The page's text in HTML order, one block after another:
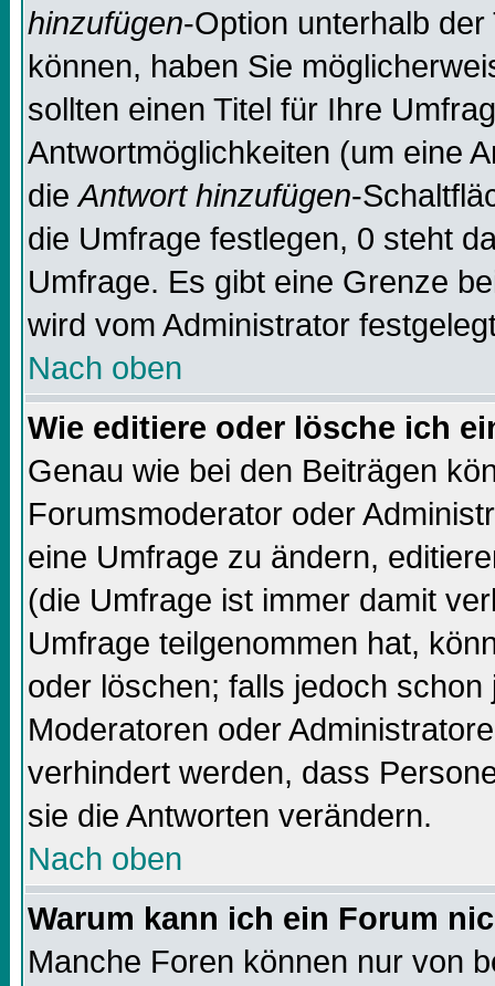
hinzufügen-Option unterhalb
können, haben Sie
sollten einen Titel für Ihre
Antwortmöglichkeiten (um eine
dieAntwort hinzufügen-
die Umfrage festlegen, 0 steht
Umfrage. Es gibt eine Grenze
wird vom Administrator
Nach oben
Wie editiere oder lösche ich
Genau wie bei den Beiträgen
Forumsmoderator oder
eine Umfrage zu ändern,
(die Umfrage ist immer damit
Umfrage teilgenommen hat,
oder löschen; falls jedoch
Moderatoren oder
verhindert werden, dass
sie die Antworten verändern.
Nach oben
Warum kann ich ein Forum
Manche Foren können nur von